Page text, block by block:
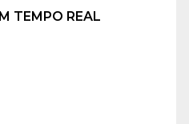
TEMPO REAL